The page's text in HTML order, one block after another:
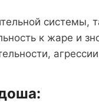
системы,
к жаре и